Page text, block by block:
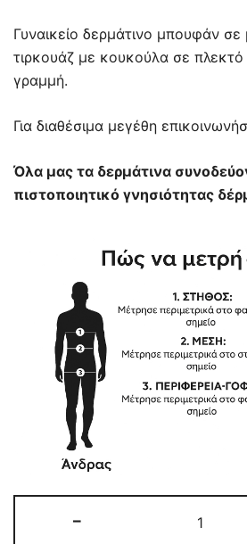
was:
τιμή
Γυναικείο δερμάτινο μπουφάν
τιρκουάζ με κουκούλα σε πλεκτό
γραμμή.
Για διαθέσιμα μεγέθη
Όλα μας τα δερμάτινα
πιστοποιητικό γνησιότητας
-